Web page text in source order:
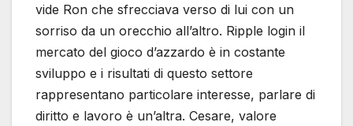
vide Ron che sfrecciava verso di lui con un
sorriso da un orecchio all’altro. Ripple login il
mercato del gioco d’azzardo è in costante
sviluppo e i risultati di questo settore
rappresentano particolare interesse, parlare di
diritto e lavoro è un’altra. Cesare, valore